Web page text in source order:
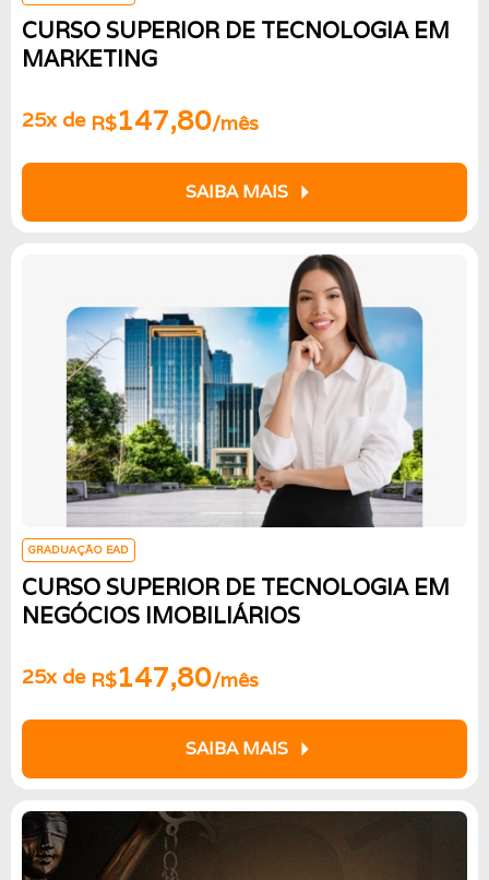
CURSO SUPERIOR DE TECNOLOGIA EM
MARKETING
25x de R$147,80/mês
SAIBA MAIS arrow_right
GRADUAÇÃO EAD
CURSO SUPERIOR DE TECNOLOGIA EM
NEGÓCIOS IMOBILIÁRIOS
25x de R$147,80/mês
SAIBA MAIS arrow_right